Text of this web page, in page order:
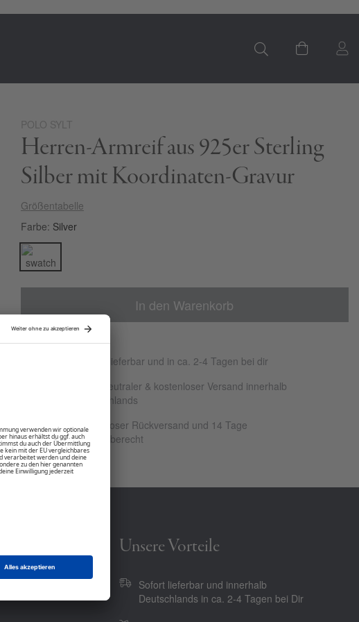
Mein
POLO SYLT
Herren-Armreif aus 925er Sterling
Silber mit Koordinaten-Gravur
Größentabelle
Farbe Silver
In den Warenkorb
Sofort lieferbar und in ca. 2-4 Tagen bei dir
Klimaneutraler & kostenloser Versand innerhalb
Deutschlands
Kostenloser Rückversand und 14 Tage
Rückgaberecht
Unsere Vorteile
Sofort lieferbar und innerhalb
Deutschlands in ca. 2-4 Tagen bei Dir